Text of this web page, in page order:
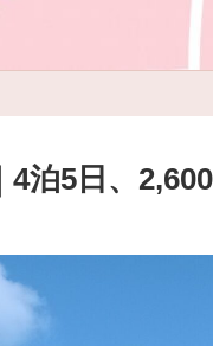
泊5日、